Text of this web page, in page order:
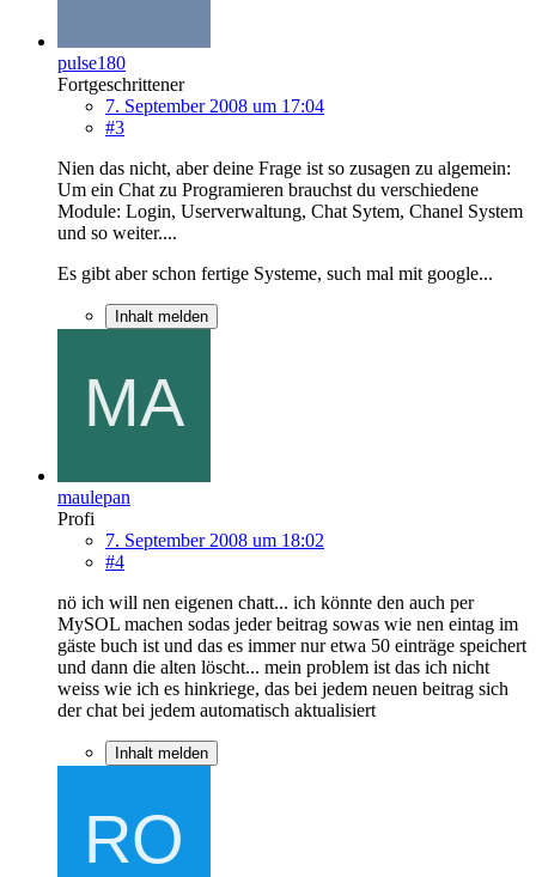
pulse180
Fortgeschrittener
7. September 2008 um 17:04
#3
Nien das nicht, aber deine Frage ist so zusagen zu algemein:
Um ein Chat zu Programieren brauchst du verschiedene
Module: Login, Userverwaltung, Chat Sytem, Chanel System
und so weiter....
Es gibt aber schon fertige Systeme, such mal mit google...
Inhalt melden
maulepan
Profi
7. September 2008 um 18:02
#4
nö ich will nen eigenen chatt... ich könnte den auch per
MySOL machen sodas jeder beitrag sowas wie nen eintag im
gäste buch ist und das es immer nur etwa 50 einträge speichert
und dann die alten löscht... mein problem ist das ich nicht
weiss wie ich es hinkriege, das bei jedem neuen beitrag sich
der chat bei jedem automatisch aktualisiert
Inhalt melden